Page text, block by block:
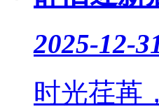
2025-12-
时光荏苒